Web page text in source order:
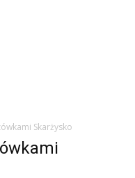
Skarżysko